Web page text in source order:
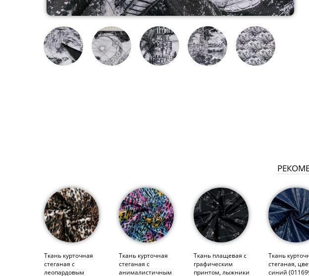
Ткань курточная
стеганая с
леопардовым
Ткань курточная
стеганая с
анималистичным
Ткань плащевая с
графическим
принтом, лыжники
Ткань
стеганая,
синий